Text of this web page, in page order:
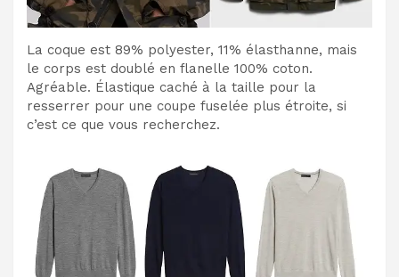
La coque est 89% polyester, 11% élasthanne, mais
le corps est doublé en flanelle 100% coton.
Agréable. Élastique caché à la taille pour la
resserrer pour une coupe fuselée plus étroite, si
c’est ce que vous recherchez.